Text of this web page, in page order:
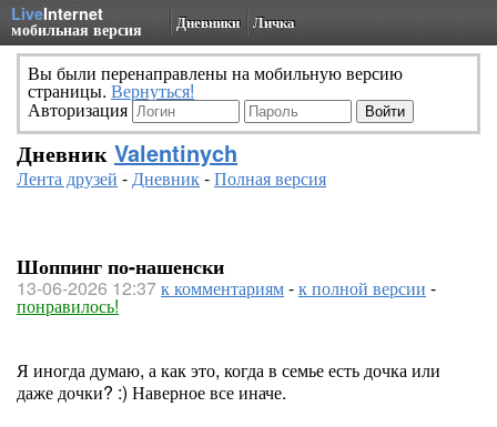
LiveInternet
мобильная версия Дневники Личка
Вы были перенаправлены на мобильную версию
страницы. Вернуться!
Авторизация
Дневник Valentinych
Лента друзей -Дневник-Полная версия
Шоппинг по-нашенски
13-06-2026 12:37к комментариям-к полной версии -
понравилось!
Я иногда думаю, а как это, когда в семье есть дочка или
даже дочки? :) Наверное все иначе.